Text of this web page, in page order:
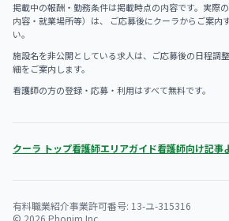
掲載中の報酬・勤務条件は掲載時点の内容です。実際
内容・就業場所等）は、 ご応募後にクーラからご案内
い。
施設名を非公開としている求人は、ご応募後の日程調
細をご案内します。
看護師の方の登録・応募・利用はすべて無料です。
クーラ トップ看護師エリアガイド看護師向け記事
有料職業紹介事業許可番号: 13-ユ-315316